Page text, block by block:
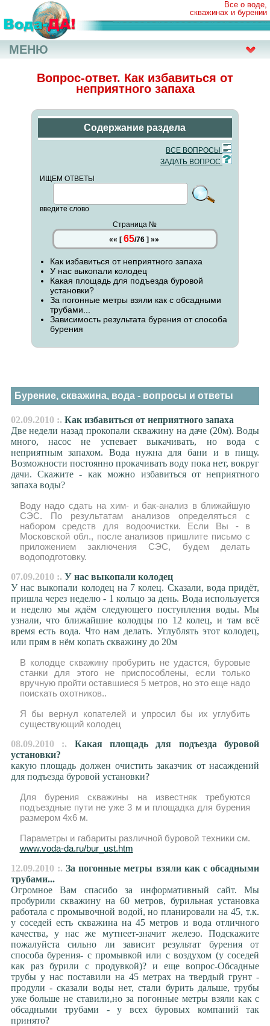
Все о воде,
скважинах и бурении
Вопрос-ответ. Как избавиться от
неприятного запаха
Содержание раздела
ВСЕ ВОПРОСЫ
ЗАДАТЬ ВОПРОС
ИЩЕМ ОТВЕТЫ
введите слово
Страница №
«« [ 65/76] »»
Как избавиться от неприятного запаха
У нас выкопали колодец
Какая площадь для подъезда буровой
установки?
За погонные метры взяли как с обсадными
трубами...
Зависимость результата бурения от способа
бурения
Бурение, скважина, вода - вопросы и ответы
02.09.2010 :. Как избавиться от неприятного запаха
Две недели назад прокопали скважину на даче (20м). Воды
много, насос не успевает выкачивать, но вода с
неприятным запахом. Вода нужна для бани и в пищу.
Возможности постоянно прокачивать воду пока нет, вокруг
дачи. Скажите - как можно избавиться от неприятного
запаха воды?
Воду надо сдать на хим- и бак-анализ в ближайшую
СЭС. По результатам анализов определяться с
набором средств для водоочистки. Если Вы - в
Московской обл., после анализов пришлите письмо с
приложением заключения СЭС, будем делать
водоподготовку.
07.09.2010 :. У нас выкопали колодец
У нас выкопали колодец на 7 колец. Сказали, вода придёт,
пришла через неделю - 1 кольцо за день. Вода используется
и неделю мы ждём следующего поступления воды. Мы
узнали, что ближайшие колодцы по 12 колец, и там всё
время есть вода. Что нам делать. Углублять этот колодец,
или прям в нём копать скважину до 20м
В колодце скважину пробурить не удастся, буровые
станки для этого не приспособлены, если только
вручную пройти оставшиеся 5 метров, но это еще надо
поискать охотников..
Я бы вернул копателей и упросил бы их углубить
существующий колодец
08.09.2010 :. Какая площадь для подъезда буровой
установки?
какую площадь должен очистить заказчик от насаждений
для подъезда буровой установки?
Для бурения скважины на известняк требуются
подъездные пути не уже 3 м и площадка для бурения
размером 4х6 м.
Параметры и габариты различной буровой техники см.
www.voda-da.ru/bur_ust.htm
12.09.2010 :. За погонные метры взяли как с обсадными
трубами...
Огромное Вам спасибо за информативный сайт. Мы
пробурили скважину на 60 метров, бурильная установка
работала с промывочной водой, но планировали на 45, т.к.
у соседей есть скважина на 45 метров и вода отличного
качества, у нас же мутнеет-значит железо. Подскажите
пожалуйста сильно ли зависит результат бурения от
способа бурения- с промывкой или с воздухом (у соседей
как раз бурили с продувкой)? и еще вопрос-Обсадные
трубы у нас поставили на 45 метрах на твердый грунт -
продули - сказали воды нет, стали бурить дальше, трубы
уже больше не ставили,но за погонные метры взяли как с
обсадными трубами - у всех буровых компаний так
принято?
МЕНЮ